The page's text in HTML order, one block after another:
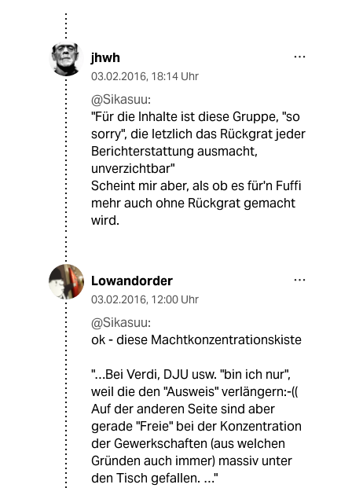
jhwh
03.02.2016, 18:14 Uhr
@Sikasuu:
"Für die Inhalte ist diese Gruppe, "so
sorry", die letzlich das Rückgrat jeder
Berichterstattung ausmacht,
unverzichtbar"
Scheint mir aber, als ob es für'n Fuffi
mehr auch ohne Rückgrat gemacht
wird.
Lowandorder
03.02.2016, 12:00 Uhr
@Sikasuu:
ok - diese Machtkonzentrationskiste
"…Bei Verdi, DJU usw. "bin ich nur",
weil die den "Ausweis" verlängern:-((
Auf der anderen Seite sind aber
gerade "Freie" bei der Konzentration
der Gewerkschaften (aus welchen
Gründen auch immer) massiv unter
den Tisch gefallen. …"